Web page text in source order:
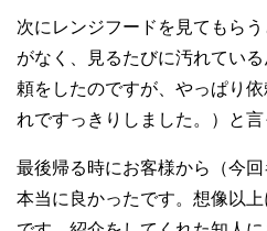
次にレンジフードを見てもら
がなく、見るたびに汚れてい
頼をしたのですが、やっぱり
れですっきりしました。）と言
最後帰る時にお客様から（今
本当に良かったです。想像以